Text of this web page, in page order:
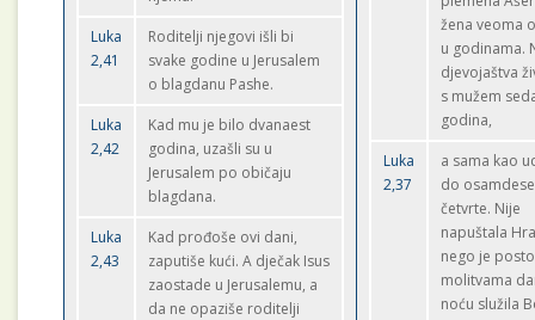
Luka
2,41
Roditelji njegovi išli bi
svake godine u Jerusalem
o blagdanu Pashe.
Luka
2,42
Kad mu je bilo dvanaest
godina, uzašli su u
Jerusalem po običaju
blagdana.
Luka
2,43
Kad prođoše ovi dani,
zaputiše kući. A dječak Isus
zaostade u Jerusalemu, a
da ne opaziše roditelji
žena veoma
u godinama.
djevojaštva
s mužem
godina,
Luka
2,37
a sama kao
do
četvrte. Nije
napuštala
nego je
molitvama
noću služila